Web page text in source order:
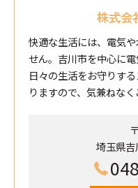
株式会
快適な生活には、電気
せん。吉川市を中心に電
日々の生活をお守りす
りますので、気兼ねなく
埼玉県